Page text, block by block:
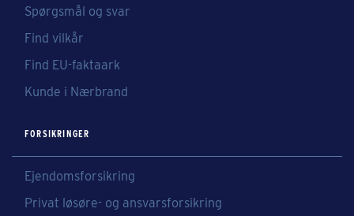
Spørgsmål og svar
Find vilkår
Find EU-faktaark
Kunde i Nærbrand
FORSIKRINGER
Ejendomsforsikring
Privat løsøre- og ansvarsforsikring